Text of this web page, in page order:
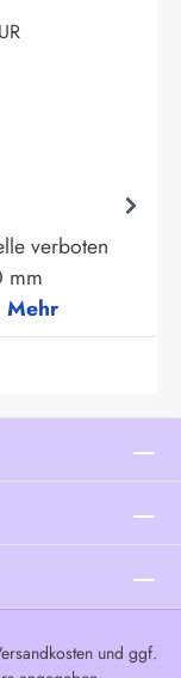
verboten
mm
Mehr
und ggf.